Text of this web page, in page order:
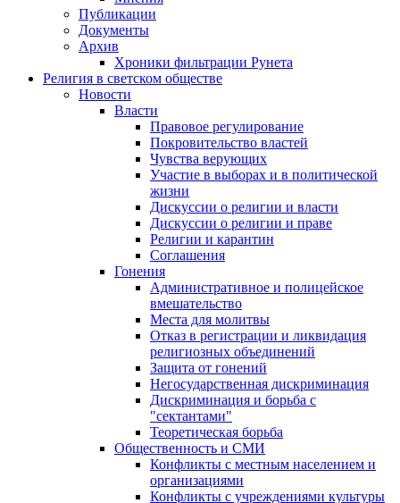
Публикации
Документы
Архив
Хроники фильтрации Рунета
Религия в светском обществе
Новости
Власти
Правовое регулирование
Покровительство властей
Чувства верующих
Участие в выборах и в политической
жизни
Дискуссии о религии и власти
Дискуссии о религии и праве
Религии и карантин
Соглашения
Гонения
Административное и полицейское
вмешательство
Места для молитвы
Отказ в регистрации и ликвидация
религиозных объединений
Защита от гонений
Негосударственная дискриминация
Дискриминация и борьба с
"сектантами"
Теоретическая борьба
Общественность и СМИ
Конфликты с местным населением и
организациями
Конфликты с учреждениями культуры